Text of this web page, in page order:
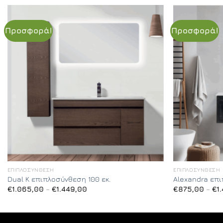
Προσφορά!
ΕΠΙΠΛΟΣΎΝΘΕΣΗ
Dual K επιπλοσύνθεση 100 εκ.
€1.065,00 – €1.449,00Price
Προσφορά!
ΕΠΙΠΛΟΣΎΝΘΕΣΗ
Alexandra
€875,00 – €